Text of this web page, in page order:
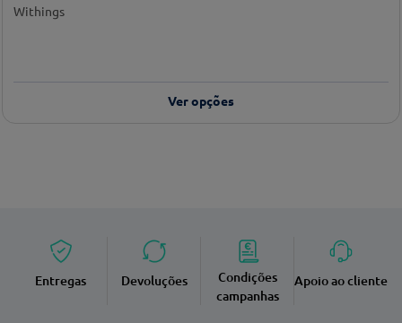
Withings
Ver opções
Entregas Devoluções
Condições
campanhas
Apoio ao cliente